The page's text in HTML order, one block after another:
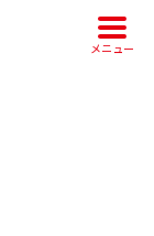
メニュー